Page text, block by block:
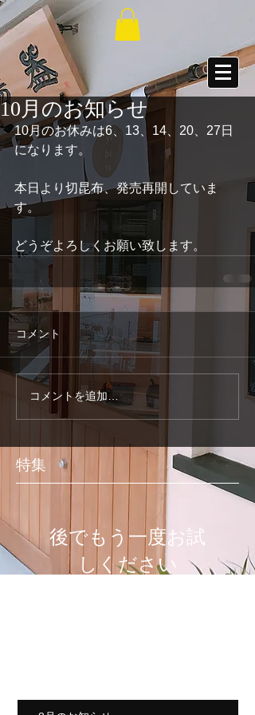
10月のお知らせ
10月のお休みは6、13、14、20、27日
になります。
本日より切昆布、発売再開していま
す。
どうぞよろしくお願い致します。
コメント
コメントを追加…
特集
後でもう一度お試
しください